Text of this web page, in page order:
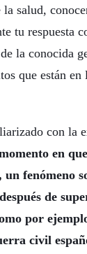
salud,
tu respuesta
la conocida
que están en
con la
en
fenómeno
de
por
civil